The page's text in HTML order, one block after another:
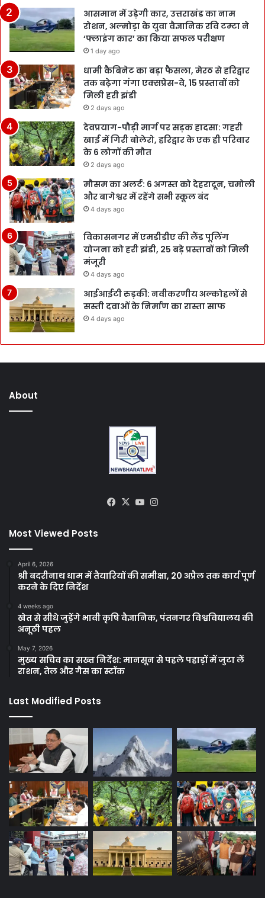
आसमान में उड़ेगी कार, उत्तराखंड का नाम
रोशन, अल्मोड़ा के युवा वैज्ञानिक रवि टम्टा ने
‘फ्लाइंग कार’ का किया सफल परीक्षण
1 day ago
धामी कैबिनेट का बड़ा फैसला, मेरठ से हरिद्वार
तक बढ़ेगा गंगा एक्सप्रेस-वे, 15 प्रस्तावों को
मिली हरी झंडी
2 days ago
देवप्रयाग-पौड़ी मार्ग पर सड़क हादसा: गहरी
खाई में गिरी बोलेरो, हरिद्वार के एक ही परिवार
के 6 लोगों की मौत
2 days ago
मौसम का अलर्ट: 6 अगस्त को देहरादून, चमोली
और बागेश्वर में रहेंगे सभी स्कूल बंद
4 days ago
विकासनगर में एमडीडीए की लैंड पूलिंग
योजना को हरी झंडी, 25 बड़े प्रस्तावों को मिली
मंजूरी
4 days ago
आईआईटी रुड़की: नवीकरणीय अल्कोहलों से
सस्ती दवाओं के निर्माण का रास्ता साफ
4 days ago
About
Facebook
X YouTube
Most Viewed Posts
April 6, 2026
श्री बदरीनाथ धाम में तैयारियों की समीक्षा, 20 अप्रैल तक कार्य पूर्ण
करने के दिए निर्देश
4 weeks ago
खेत से सीधे जुड़ेंगे भावी कृषि वैज्ञानिक, पंतनगर विश्वविद्यालय की
अनूठी पहल
May 7, 2026
मुख्य सचिव का सख्त निर्देश: मानसून से पहले पहाड़ों में जुटा लें
राशन, तेल और गैस का स्टॉक
Last Modified Posts